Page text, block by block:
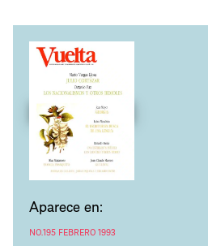
Aparece en:
NO.195 FEBRERO 1993